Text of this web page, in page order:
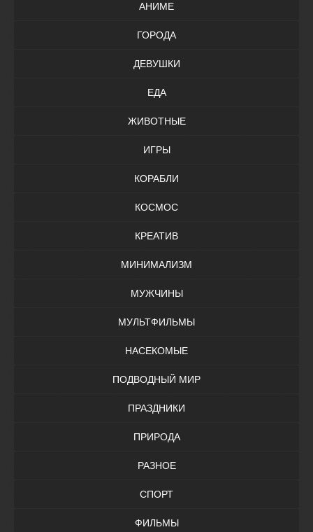
АНИМЕ
ГОРОДА
ДЕВУШКИ
ЕДА
ЖИВОТНЫЕ
ИГРЫ
КОРАБЛИ
КОСМОС
КРЕАТИВ
МИНИМАЛИЗМ
МУЖЧИНЫ
МУЛЬТФИЛЬМЫ
НАСЕКОМЫЕ
ПОДВОДНЫЙ МИР
ПРАЗДНИКИ
ПРИРОДА
РАЗНОЕ
СПОРТ
ФИЛЬМЫ